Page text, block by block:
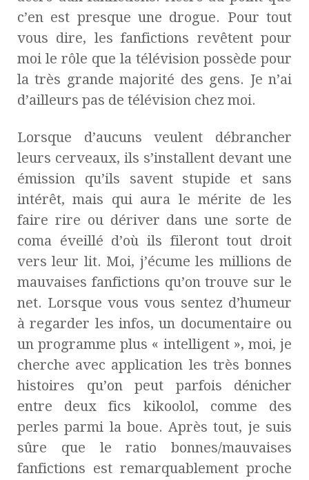
c’en est presque une drogue. Pour tout
vous dire, les fanfictions revêtent pour
moi le rôle que la télévision possède pour
la très grande majorité des gens. Je n’ai
d’ailleurs pas de télévision chez moi.
Lorsque d’aucuns veulent débrancher
leurs cerveaux, ils s’installent devant une
émission qu’ils savent stupide et sans
intérêt, mais qui aura le mérite de les
faire rire ou dériver dans une sorte de
coma éveillé d’où ils fileront tout droit
vers leur lit. Moi, j’écume les millions de
mauvaises fanfictions qu’on trouve sur le
net. Lorsque vous vous sentez d’humeur
à regarder les infos, un documentaire ou
un programme plus « intelligent », moi, je
cherche avec application les très bonnes
histoires qu’on peut parfois dénicher
entre deux fics kikoolol, comme des
perles parmi la boue. Après tout, je suis
sûre que le ratio bonnes/mauvaises
fanfictions est remarquablement proche